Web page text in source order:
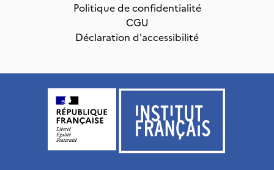
Politique de confidentialité
CGU
Déclaration d'accessibilité